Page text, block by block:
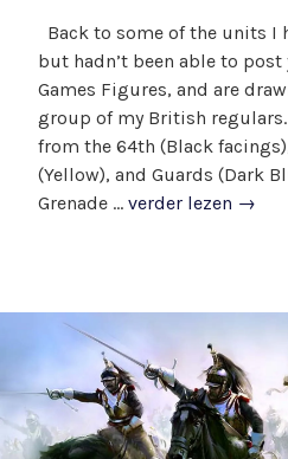
u
s
2
0
2
6
s
t
o
s
t
u
J
u
r
Back to some of the units I
but hadn’t been able to post
Games Figures, and are
group of my British
from the 64th (Black
(Yellow), and Guards (Dark
Grenade … British
American
Revolutionary
War
verder lezen →